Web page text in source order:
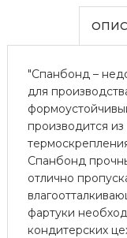
"Спанбонд –
для
производится
Спанбонд
отлично
фартуки
кондитерских